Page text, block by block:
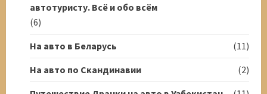
автотуристу. Всё и обо всём
(6)
На авто в Беларусь
(11)
На авто по Скандинавии
(2)